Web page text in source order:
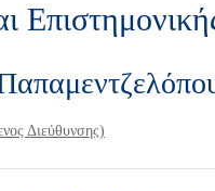
Διεύθυνσης)